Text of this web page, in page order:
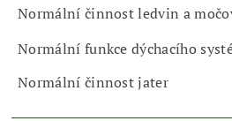
Normální činnost ledvin a
Normální funkce dýchacího
Normální činnost jater